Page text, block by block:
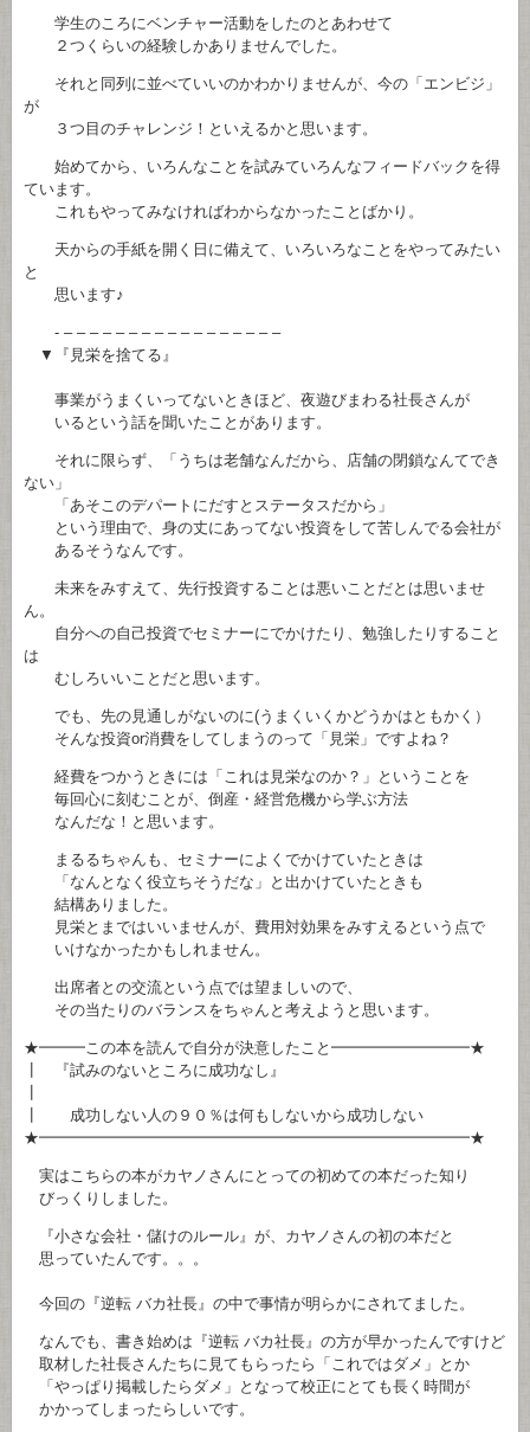
学生のころにベンチャー活動をしたのとあわせて
２つくらいの経験しかありませんでした。
それと同列に並べていいのかわかりませんが、今の「エンビジ」
が
３つ目のチャレンジ！といえるかと思います。
始めてから、いろんなことを試みていろんなフィードバックを得
ています。
これもやってみなければわからなかったことばかり。
天からの手紙を開く日に備えて、いろいろなことをやってみたい
と
思います♪
- – – – – – – – – – – – – – – – – –
▼『見栄を捨てる』
事業がうまくいってないときほど、夜遊びまわる社長さんが
いるという話を聞いたことがあります。
それに限らず、「うちは老舗なんだから、店舗の閉鎖なんてでき
ない」
「あそこのデパートにだすとステータスだから」
という理由で、身の丈にあってない投資をして苦しんでる会社が
あるそうなんです。
未来をみすえて、先行投資することは悪いことだとは思いませ
ん。
自分への自己投資でセミナーにでかけたり、勉強したりすること
は
むしろいいことだと思います。
でも、先の見通しがないのに(うまくいくかどうかはともかく）
そんな投資or消費をしてしまうのって「見栄」ですよね？
経費をつかうときには「これは見栄なのか？」ということを
毎回心に刻むことが、倒産・経営危機から学ぶ方法
なんだな！と思います。
まるるちゃんも、セミナーによくでかけていたときは
「なんとなく役立ちそうだな」と出かけていたときも
結構ありました。
見栄とまではいいませんが、費用対効果をみすえるという点で
いけなかったかもしれません。
出席者との交流という点では望ましいので、
その当たりのバランスをちゃんと考えようと思います。
★━━━この本を読んで自分が決意したこと━━━━━━━━━★
┃ 『試みのないところに成功なし』
┃ 成功しない人の９０％は何もしないから成功しない
★━━━━━━━━━━━━━━━━━━━━━━━━━━━━★
実はこちらの本がカヤノさんにとっての初めての本だった知り
びっくりしました。
『小さな会社・儲けのルール』が、カヤノさんの初の本だと
思っていたんです。。。
今回の『逆転 バカ社長』の中で事情が明らかにされてました。
なんでも、書き始めは『逆転 バカ社長』の方が早かったんですけど
取材した社長さんたちに見てもらったら「これではダメ」とか
「やっぱり掲載したらダメ」となって校正にとても長く時間が
かかってしまったらしいです。